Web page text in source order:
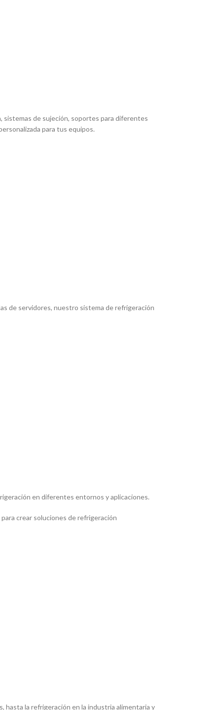
sistemas de sujeción, soportes para diferentes
para tus equipos.
de servidores, nuestro sistema de refrigeración
en diferentes entornos y aplicaciones.
crear soluciones de refrigeración
hasta la refrigeración en la industria alimentaria y